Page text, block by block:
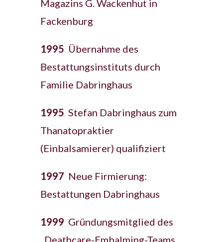
Magazins G. Wackenhut in
Fackenburg
1995 Übernahme des
Bestattungsinstituts durch
Familie Dabringhaus
1995 Stefan Dabringhaus zum
Thanatopraktier
(Einbalsamierer) qualifiziert
1997 Neue Firmierung:
Bestattungen Dabringhaus
1999 Gründungsmitglied des
„Deathcare-Embalming-Teams